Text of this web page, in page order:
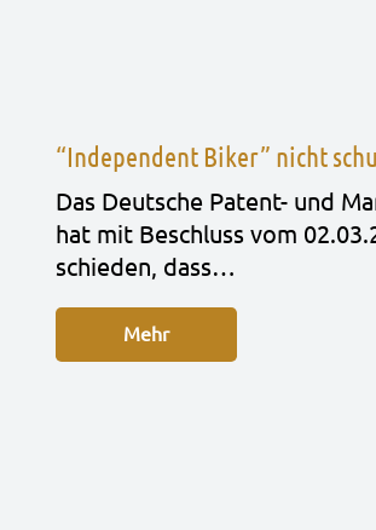
“Independent Biker” nicht
Das Deut­sche Patent- und
hat mit Beschluss vom
schie­den, dass…
Mehr